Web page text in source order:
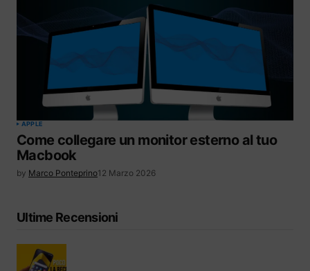
APPLE
Come collegare un monitor esterno al tuo
Macbook
by Marco Ponteprino12 Marzo 2026
Ultime Recensioni